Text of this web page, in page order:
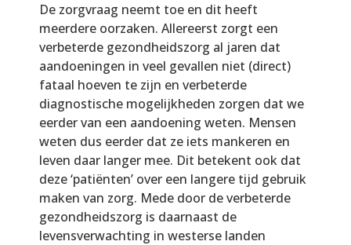
De zorgvraag neemt toe en dit heeft
meerdere oorzaken. Allereerst zorgt een
verbeterde gezondheidszorg al jaren dat
aandoeningen in veel gevallen niet (direct)
fataal hoeven te zijn en verbeterde
diagnostische mogelijkheden zorgen dat we
eerder van een aandoening weten. Mensen
weten dus eerder dat ze iets mankeren en
leven daar langer mee. Dit betekent ook dat
deze ‘patiënten’ over een langere tijd gebruik
maken van zorg. Mede door de verbeterde
gezondheidszorg is daarnaast de
levensverwachting in westerse landen